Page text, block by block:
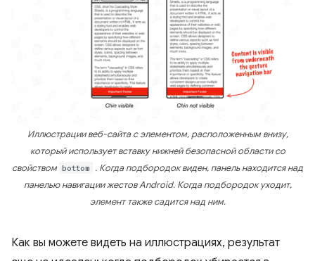
Иллюстрации веб-сайта с элементом, расположенным внизу,
который использует вставку нижней безопасной области со
свойством bottom . Когда подбородок виден, панель находится над
панелью навигации жестов Android. Когда подбородок уходит,
элемент также садится над ним.
Как вы можете видеть на иллюстрациях, результат